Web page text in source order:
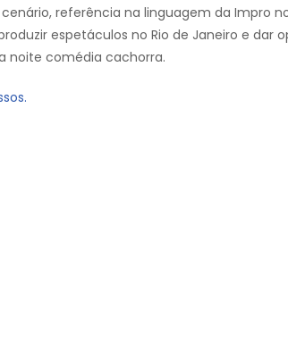
referência na linguagem da Impro
espetáculos no Rio de Janeiro e dar
noite comédia cachorra.